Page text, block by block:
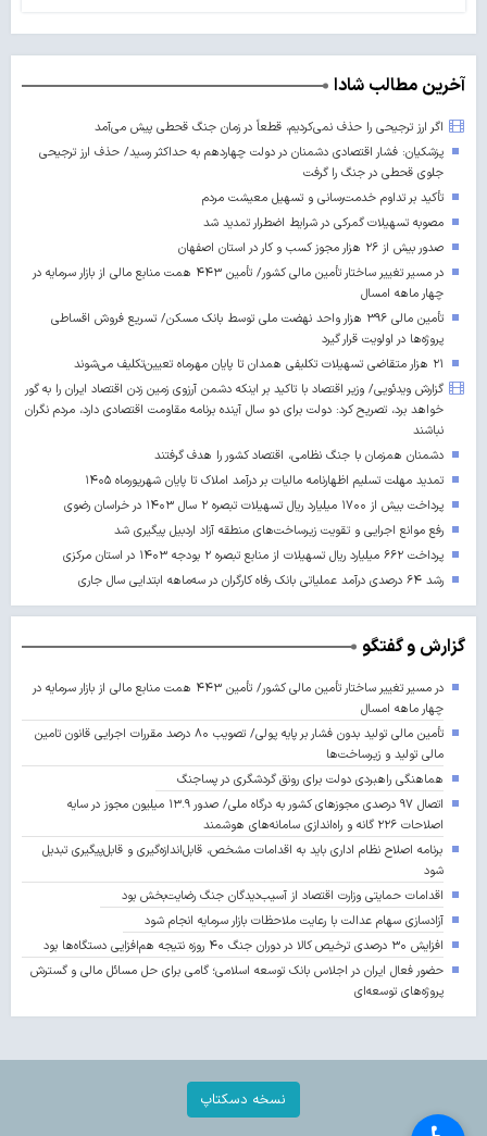
آخرین مطالب شادا
اگر ارز ترجیحی را حذف نمی‌کردیم، قطعاً در زمان جنگ قحطی پیش می‌آمد
پزشکیان: فشار اقتصادی دشمنان در دولت چهاردهم به حداکثر رسید/ حذف ارز ترجیحی
جلوی قحطی در جنگ را گرفت
تأکید بر تداوم خدمت‌رسانی و تسهیل معیشت مردم
مصوبه تسهیلات گمرکی در شرایط اضطرار تمدید شد
صدور بیش از ۲۶ هزار مجوز کسب‌ و کار در استان اصفهان
در مسیر تغییر ساختار تأمین مالی کشور/ تأمین ۴۴۳ همت منابع مالی از بازار سرمایه در
چهار ماهه امسال
تأمین مالی ۳۹۶ هزار واحد نهضت ملی توسط بانک مسکن/ تسریع فروش اقساطی
پروژه‌ها در اولویت قرار گیرد
۲۱ هزار متقاضی تسهیلات تکلیفی همدان تا پایان مهرماه تعیین‌تکلیف می‌شوند
گزارش ویدئویی/ وزیر اقتصاد با تاکید بر اینکه دشمن آرزوی زمین زدن اقتصاد ایران را به گور
خواهد برد، تصریح کرد: دولت برای دو سال آینده برنامه مقاومت اقتصادی دارد، مردم نگران
نباشند
دشمنان همزمان با جنگ نظامی، اقتصاد کشور را هدف گرفتند
تمدید مهلت تسلیم اظهارنامه مالیات بر درآمد املاک تا پایان شهریورماه ۱۴۰۵
پرداخت بیش از ۱۷۰۰ میلیارد ریال تسهیلات تبصره ۲ سال ۱۴۰۳ در خراسان رضوی
رفع موانع اجرایی و تقویت زیرساخت‌های منطقه آزاد اردبیل پیگیری شد
پرداخت ۶۶۲ میلیارد ریال تسهیلات از منابع تبصره ۲ بودجه ۱۴۰۳ در استان مرکزی
رشد ۶۴ درصدی درآمد عملیاتی بانک رفاه کارگران در سه‌ماهه ابتدایی سال جاری
گزارش و گفتگو
در مسیر تغییر ساختار تأمین مالی کشور/ تأمین ۴۴۳ همت منابع مالی از بازار سرمایه در
چهار ماهه امسال
تأمین مالی تولید بدون فشار بر پایه پولی/ تصویب ۸۰ درصد مقررات اجرایی قانون تامین
مالی تولید و زیرساخت‌ها
هماهنگی راهبردی دولت برای رونق گردشگری در پساجنگ
اتصال ۹۷ درصدی مجوزهای کشور به درگاه ملی/ صدور ۱۳.۹ میلیون مجوز در سایه
اصلاحات ۲۲۶ گانه و راه‌اندازی سامانه‌های هوشمند
برنامه اصلاح نظام اداری باید به اقدامات مشخص، قابل‌اندازه‌گیری و قابل‌پیگیری تبدیل
شود
اقدامات حمایتی وزارت اقتصاد از آسیب‌دیدگان جنگ رضایت‌بخش بود
آزادسازی سهام عدالت با رعایت ملاحظات بازار سرمایه انجام شود
افزایش ۳۰ درصدی ترخیص کالا در دوران جنگ ۴۰ روزه نتیجه هم‌افزایی دستگاه‌ها بود
حضور فعال ایران در اجلاس بانک توسعه اسلامی؛ گامی برای حل مسائل مالی و گسترش
پروژه‌های توسعه‌ای
نسخه دسکتاپ